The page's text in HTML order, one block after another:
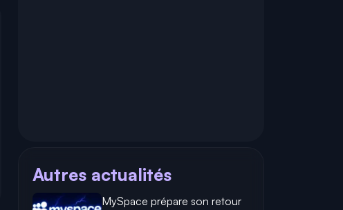
Autres actualités
MySpace prépare son retour